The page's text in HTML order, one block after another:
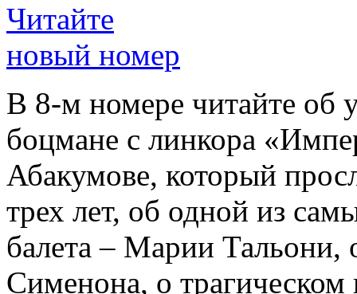
Читайте
новый номер
В 8-м номере читайте об
боцмане с линкора
Абакумове, который
трех лет, об одной из
балета – Марии
Сименона, о трагическом